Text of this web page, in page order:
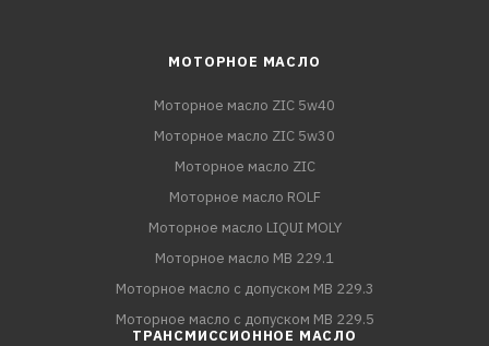
МОТОРНОЕ МАСЛО
Моторное масло ZIC 5w40
Моторное масло ZIC 5w30
Моторное масло ZIC
Моторное масло ROLF
Моторное масло LIQUI MOLY
Моторное масло MB 229.1
Моторное масло с допуском MB 229.3
Моторное масло с допуском MB 229.5
ТРАНСМИССИОННОЕ МАСЛО